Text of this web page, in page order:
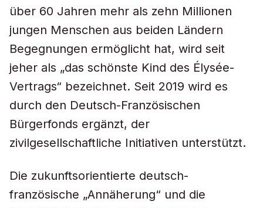
über 60 Jahren mehr als zehn Millionen
jungen Menschen aus beiden Ländern
Begegnungen ermöglicht hat, wird seit
jeher als „das schönste Kind des Élysée-
Vertrags“ bezeichnet. Seit 2019 wird es
durch den Deutsch-Französischen
Bürgerfonds ergänzt, der
zivilgesellschaftliche Initiativen unterstützt.
Die zukunftsorientierte deutsch-
französische „Annäherung“ und die